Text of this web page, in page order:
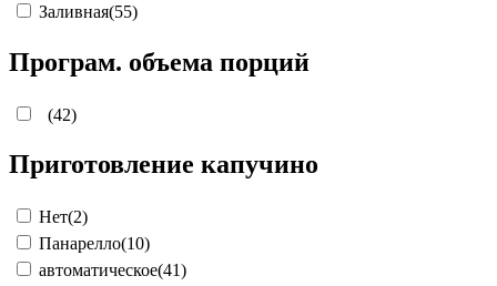
Заливная(55)
Програм. объема порций
(42)
Приготовление капучино
Нет(2)
Панарелло(10)
автоматическое(41)